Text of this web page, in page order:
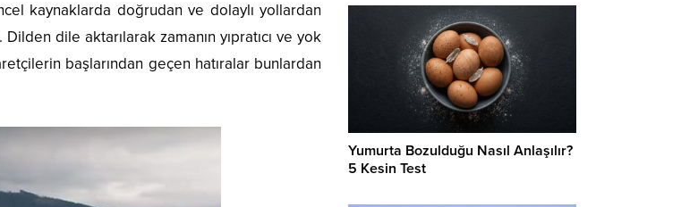
kaynaklarda doğrudan ve dolaylı yollardan
dile aktarılarak zamanın yıpratıcı ve yok
başlarından geçen hatıralar bunlardan
Yumurta Bozulduğu Nasıl Anlaşılır?
5 Kesin Test